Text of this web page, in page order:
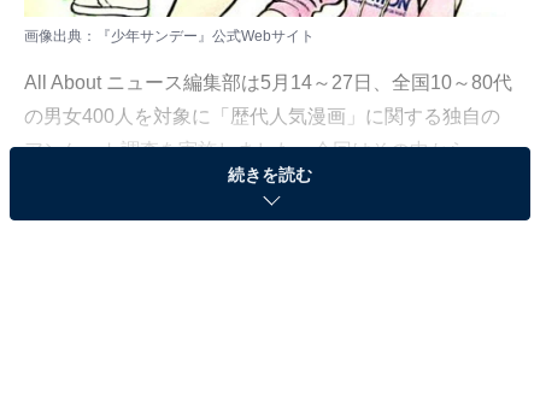
画像出典： 『少年サンデー』公式Webサイト
All About ニュース編集部は5月14～27日、全国10～80代
の男女400人を対象に「歴代人気漫画」に関する独自の
アンケート調査を実施しました。今回はその中から、
『週刊少年サンデー』（小学館）の歴代作品の中で好き
な漫画作品ランキングを紹介します！
続きを読む